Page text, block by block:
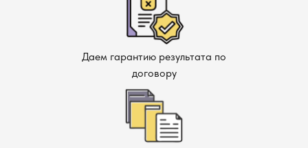
Даем гарантию результата по
договору